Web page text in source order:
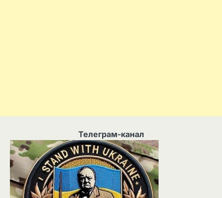
Телеграм-канал